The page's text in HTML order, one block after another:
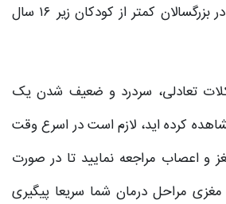
درصد بروز این عارضه در بزرگسالان کمتر از کودکان زیر ۱۶ سال
تعادلی، سردرد و ضعیف شدن یک
کرده اید، لازم است در اسرع وقت
اعصاب مراجعه نمایید تا در صورت
مغزی مراحل درمان شما سریعا پیگیری